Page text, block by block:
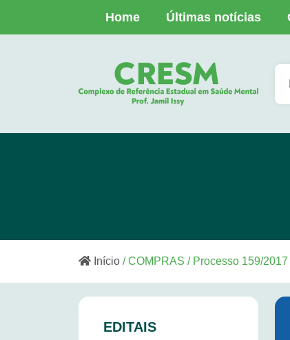
Home Últimas notícias
Início / COMPRAS / Processo 159/
EDITAIS